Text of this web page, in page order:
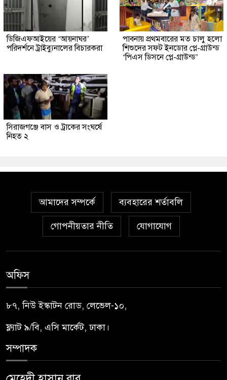
ডিজিএফআইয়ের ‘আয়নাঘর’
পরিদর্শনে ট্রাইব্যুনালের বিচারকরা
পাবনায় প্রথমবারের মত চালু হলো
শিশুদের সফট ইনডোর প্লে-গ্রাউন্ড
‘পিএস ডিসনে প্লে-গ্রাউন্ড’
সিরাজগঞ্জে বাস ও ট্রাকের সংঘর্ষে
নিহত ২
আমাদের সম্পর্কে ব্যবহারের শর্তাবলি
গোপনীয়তার নীতি যোগাযোগ
অফিস
৮৭, নিউ ইস্কাটন রোড, লেভেল-১০,
ফ্ল্যাট ৯/বি, এসি মার্কেট, ঢাকা।
সম্পাদক